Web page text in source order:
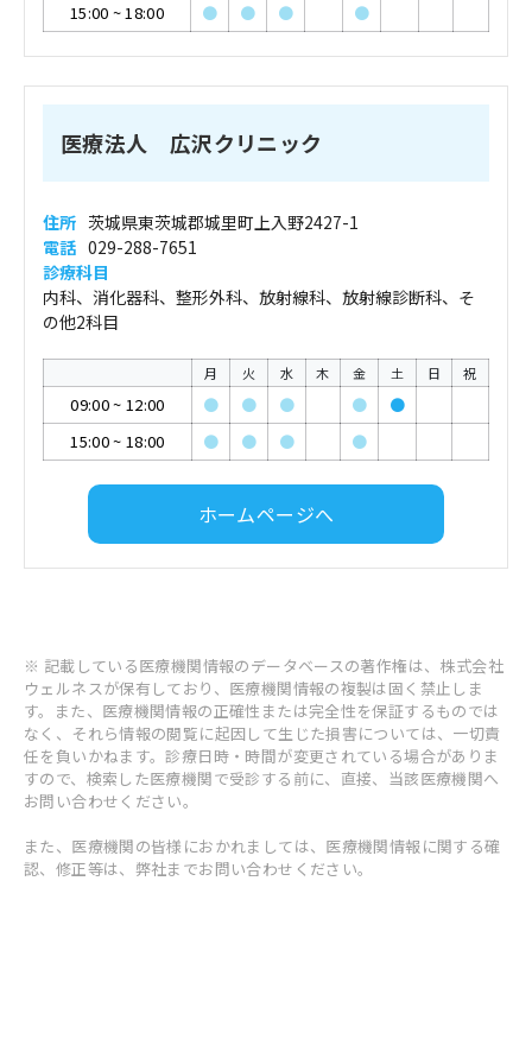
15:00 ~18:00 ● ● ● ●
医療法人 広沢クリニック
住所 茨城県東茨城郡城里町上入野2427-1
電話 029-288-7651
診療科目
内科、消化器科、整形外科、放射線科、放射線診断科、そ
の他2科目
月 火 水 木 金 土 日 祝
09:00~ 12:00 ● ● ● ●
●
15:00~ 18:00 ● ● ● ●
ホームページへ
※ 記載している医療機関情報のデータベースの著作権は、株式会社
ウェルネスが保有しており、医療機関情報の複製は固く禁止しま
す。また、医療機関情報の正確性または完全性を保証するものでは
なく、それら情報の閲覧に起因して生じた損害については、一切責
任を負いかねます。診療日時・時間が変更されている場合がありま
すので、検索した医療機関で受診する前に、直接、当該医療機関へ
お問い合わせください。
また、医療機関の皆様におかれましては、医療機関情報に関する確
認、修正等は、弊社までお問い合わせください。